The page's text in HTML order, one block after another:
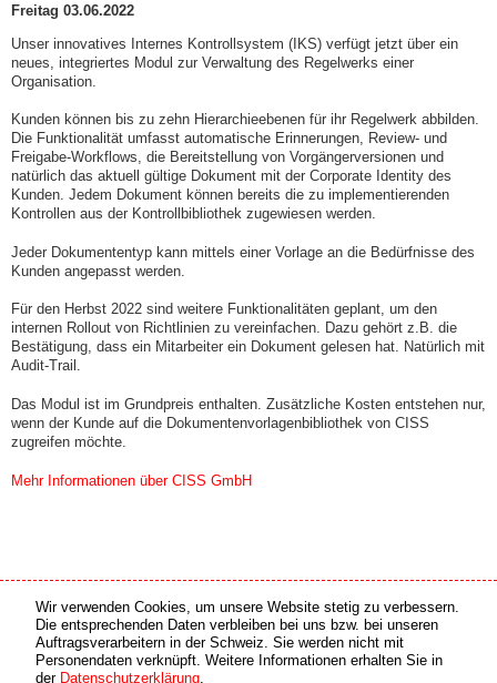
Freitag 03.06.2022
Unser innovatives Internes Kontrollsystem (IKS) verfügt jetzt über ein
neues, integriertes Modul zur Verwaltung des Regelwerks einer
Organisation.
Kunden können bis zu zehn Hierarchieebenen für ihr Regelwerk abbilden.
Die Funktionalität umfasst automatische Erinnerungen, Review- und
Freigabe-Workflows, die Bereitstellung von Vorgängerversionen und
natürlich das aktuell gültige Dokument mit der Corporate Identity des
Kunden. Jedem Dokument können bereits die zu implementierenden
Kontrollen aus der Kontrollbibliothek zugewiesen werden.
Jeder Dokumententyp kann mittels einer Vorlage an die Bedürfnisse des
Kunden angepasst werden.
Für den Herbst 2022 sind weitere Funktionalitäten geplant, um den
internen Rollout von Richtlinien zu vereinfachen. Dazu gehört z.B. die
Bestätigung, dass ein Mitarbeiter ein Dokument gelesen hat. Natürlich mit
Audit-Trail.
Das Modul ist im Grundpreis enthalten. Zusätzliche Kosten entstehen nur,
wenn der Kunde auf die Dokumentenvorlagenbibliothek von CISS
zugreifen möchte.
Mehr Informationen über CISS GmbH
Medien Partner
copyright © 2026 by swiss made software gmbh, Switzerland - all rights reserved.
Online Partner
Wir verwenden Cookies, um unsere Website stetig zu verbessern.
Die entsprechenden Daten verbleiben bei uns bzw. bei unseren
Auftragsverarbeitern in der Schweiz. Sie werden nicht mit
Personendaten verknüpft. Weitere Informationen erhalten Sie in
der Datenschutzerklärung.